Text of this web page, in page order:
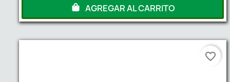
AGREGAR AL CARRITO
favorite_border